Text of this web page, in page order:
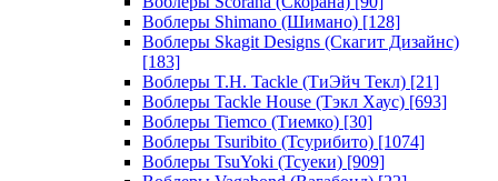
Воблеры Shimano (Шимано) [128]
Воблеры Skagit Designs (Скагит Дизайнс)
[183]
Воблеры T.H. Tackle (ТиЭйч Текл) [21]
Воблеры Tackle House (Тэкл Хаус) [693]
Воблеры Tiemco (Тиемко) [30]
Воблеры Tsuribito (Тсурибито) [1074]
Воблеры TsuYoki (Тсуеки) [909]